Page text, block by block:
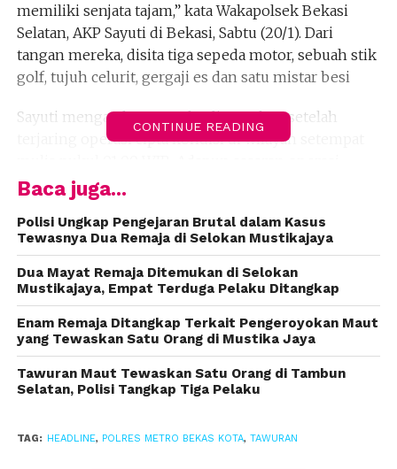
memiliki senjata tajam,” kata Wakapolsek Bekasi
Selatan, AKP Sayuti di Bekasi, Sabtu (20/1). Dari
tangan mereka, disita tiga sepeda motor, sebuah stik
golf, tujuh celurit, gergaji es dan satu mistar besi
Sayuti mengatakan mereka diamankan setelah
terjaring operasi cipta kondisi di wilayah setempat
tersebut senjata tajam, senjata api, dan dan surat
surat kendaraan bermotor.
“Sasaran patroli swalayan yang buka di malam hari,
SPBU, gerai ATM dan pemukiman warga,” ujarnya.
Sayuti mengatakan, patroli dan operasi cipta kondisi
mengantisipasi tindak pencurian dan kekerasan
(Curas), pencurian dengan pemberatan (Curat),
pencurian kendaraan bermotor (Curanmor) dan
pencurian rumah kosong (Rumsong) serta tawuran
CONTINUE READING
Baca juga...
Polisi Ungkap Pengejaran Brutal dalam Kasus
Tewasnya Dua Remaja di Selokan Mustikajaya
Dua Mayat Remaja Ditemukan di Selokan
Mustikajaya, Empat Terduga Pelaku Ditangkap
Enam Remaja Ditangkap Terkait Pengeroyokan Maut
yang Tewaskan Satu Orang di Mustika Jaya
Tawuran Maut Tewaskan Satu Orang di Tambun
Selatan, Polisi Tangkap Tiga Pelaku
TAG: HEADLINE, POLRES METRO BEKAS KOTA, TAWURAN